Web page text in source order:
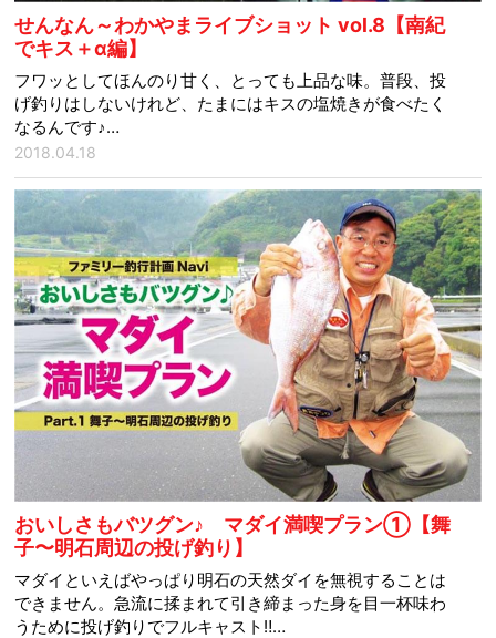
せんなん～わかやまライブショット vol.8【南紀
でキス＋α編】
フワッとしてほんのり甘く、とっても上品な味。普段、投
げ釣りはしないけれど、たまにはキスの塩焼きが食べたく
なるんです♪…
2018.04.18
おいしさもバツグン♪ マダイ満喫プラン①【舞
子〜明石周辺の投げ釣り】
マダイといえばやっぱり明石の天然ダイを無視することは
できません。急流に揉まれて引き締まった身を目一杯味わ
うために投げ釣りでフルキャスト‼…